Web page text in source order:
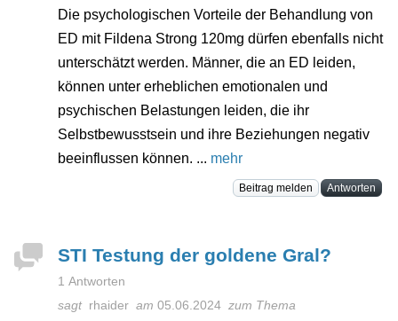
Die psychologischen Vorteile der Behandlung von
ED mit Fildena Strong 120mg dürfen ebenfalls nicht
unterschätzt werden. Männer, die an ED leiden,
können unter erheblichen emotionalen und
psychischen Belastungen leiden, die ihr
Selbstbewusstsein und ihre Beziehungen negativ
beeinflussen können. ... mehr
Beitrag melden Antworten
STI Testung der goldene Gral?
1 Antworten
sagt rhaider am 05.06.2024 zum Thema